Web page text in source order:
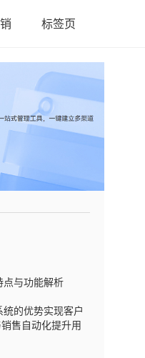
标签页
点与功能解析
的优势实现客户
售自动化提升用